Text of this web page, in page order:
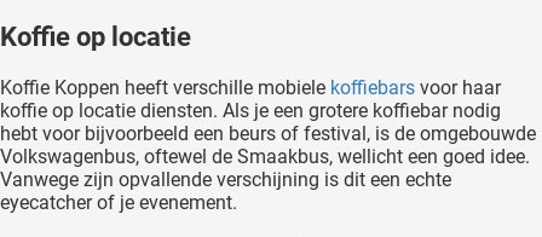
Koffie op locatie
Koffie Koppen heeft verschille mobiele koffiebars voor haar
koffie op locatie diensten. Als je een grotere koffiebar nodig
hebt voor bijvoorbeeld een beurs of festival, is de omgebouwde
Volkswagenbus, oftewel de Smaakbus, wellicht een goed idee.
Vanwege zijn opvallende verschijning is dit een echte
eyecatcher of je evenement.